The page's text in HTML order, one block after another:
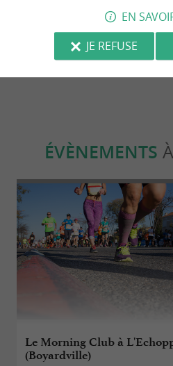
La Côtinière, balade au grand
le 1er port de pêche
5,6 km - Saint-Pierre-
ÉVÈNEMENTS
Le Morning Club à
(Boyardville)
EN
JE REFUSE